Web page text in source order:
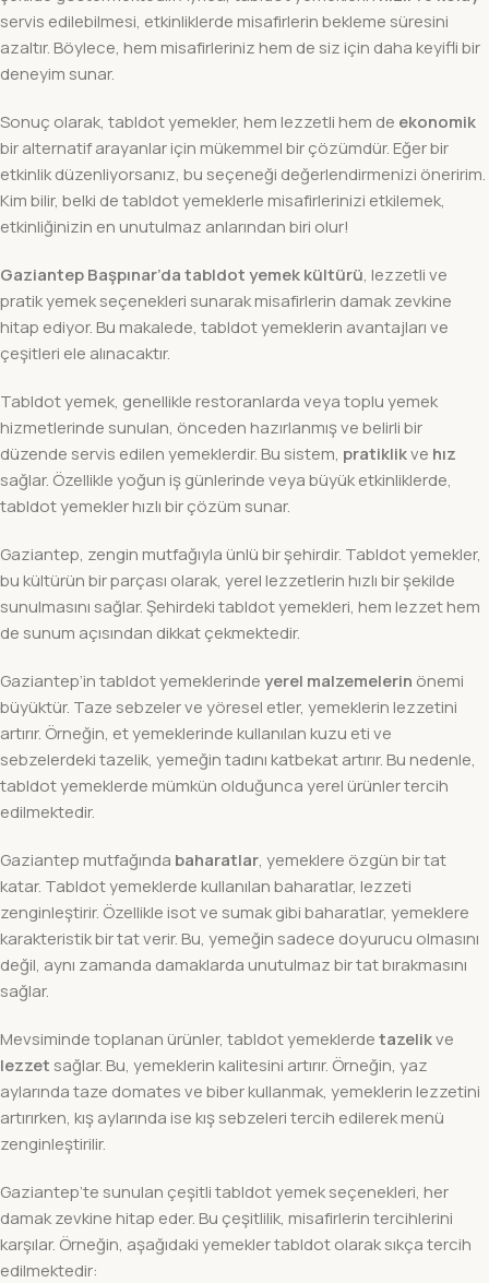
servis edilebilmesi, etkinliklerde misafirlerin bekleme süresini
azaltır. Böylece, hem misafirleriniz hem de siz için daha keyifli bir
deneyim sunar.
Sonuç olarak, tabldot yemekler, hem lezzetli hem de ekonomik
bir alternatif arayanlar için mükemmel bir çözümdür. Eğer bir
etkinlik düzenliyorsanız, bu seçeneği değerlendirmenizi öneririm.
Kim bilir, belki de tabldot yemeklerle misafirlerinizi etkilemek,
etkinliğinizin en unutulmaz anlarından biri olur!
Gaziantep Başpınar’da tabldot yemek kültürü, lezzetli ve
pratik yemek seçenekleri sunarak misafirlerin damak zevkine
hitap ediyor. Bu makalede, tabldot yemeklerin avantajları ve
çeşitleri ele alınacaktır.
Tabldot yemek, genellikle restoranlarda veya toplu yemek
hizmetlerinde sunulan, önceden hazırlanmış ve belirli bir
düzende servis edilen yemeklerdir. Bu sistem, pratiklikve hız
sağlar. Özellikle yoğun iş günlerinde veya büyük etkinliklerde,
tabldot yemekler hızlı bir çözüm sunar.
Gaziantep, zengin mutfağıyla ünlü bir şehirdir. Tabldot yemekler,
bu kültürün bir parçası olarak, yerel lezzetlerin hızlı bir şekilde
sunulmasını sağlar. Şehirdeki tabldot yemekleri, hem lezzet hem
de sunum açısından dikkat çekmektedir.
Gaziantep’in tabldot yemeklerindeyerel malzemelerin önemi
büyüktür. Taze sebzeler ve yöresel etler, yemeklerin lezzetini
artırır. Örneğin, et yemeklerinde kullanılan kuzu eti ve
sebzelerdeki tazelik, yemeğin tadını katbekat artırır. Bu nedenle,
tabldot yemeklerde mümkün olduğunca yerel ürünler tercih
edilmektedir.
Gaziantep mutfağında baharatlar, yemeklere özgün bir tat
katar. Tabldot yemeklerde kullanılan baharatlar, lezzeti
zenginleştirir. Özellikle isot ve sumak gibi baharatlar, yemeklere
karakteristik bir tat verir. Bu, yemeğin sadece doyurucu olmasını
değil, aynı zamanda damaklarda unutulmaz bir tat bırakmasını
sağlar.
Mevsiminde toplanan ürünler, tabldot yemeklerdetazelikve
lezzet sağlar. Bu, yemeklerin kalitesini artırır. Örneğin, yaz
aylarında taze domates ve biber kullanmak, yemeklerin lezzetini
artırırken, kış aylarında ise kış sebzeleri tercih edilerek menü
zenginleştirilir.
Gaziantep’te sunulan çeşitli tabldot yemek seçenekleri, her
damak zevkine hitap eder. Bu çeşitlilik, misafirlerin tercihlerini
karşılar. Örneğin, aşağıdaki yemekler tabldot olarak sıkça tercih
edilmektedir: